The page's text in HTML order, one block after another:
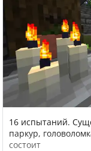
16 испытаний.
паркур,
состоит